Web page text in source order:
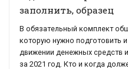
заполнить, образец
В обязательный комплект
которую нужно подготовить
движении денежных средств
за 2021 год. Кто и когда